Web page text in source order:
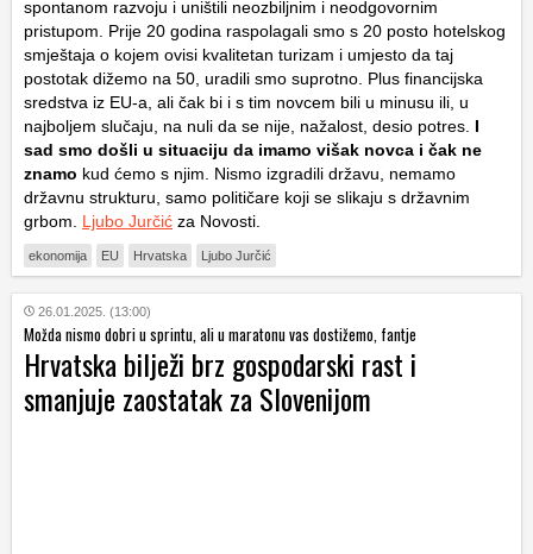
spontanom razvoju i uništili neozbiljnim i neodgovornim
pristupom. Prije 20 godina raspolagali smo s 20 posto hotelskog
smještaja o kojem ovisi kvalitetan turizam i umjesto da taj
postotak dižemo na 50, uradili smo suprotno. Plus financijska
sredstva iz EU-a, ali čak bi i s tim novcem bili u minusu ili, u
najboljem slučaju, na nuli da se nije, nažalost, desio potres. I
sad smo došli u situaciju da imamo višak novca i čak ne
znamo kud ćemo s njim. Nismo izgradili državu, nemamo
državnu strukturu, samo političare koji se slikaju s državnim
grbom. Ljubo Jurčić za Novosti.
ekonomija EU Hrvatska Ljubo Jurčić
26.01.2025. (13:00)
Možda nismo dobri u sprintu, ali u maratonu vas dostižemo, fantje
Hrvatska bilježi brz gospodarski rast i
smanjuje zaostatak za Slovenijom